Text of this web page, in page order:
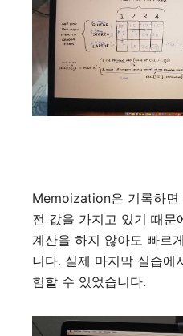
Memoization은 기록하
전 값을 가지고 있기 때문
계산을 하지 않아도 빠르
니다. 실제 마지막 실습에
험할 수 있었습니다.